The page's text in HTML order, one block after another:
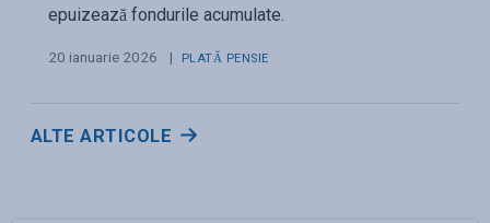
epuizează fondurile acumulate.
20 ianuarie 2026 | PLATĂ PENSIE
ALTE ARTICOLE